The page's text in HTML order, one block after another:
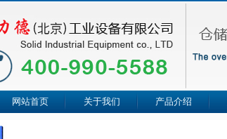
网站首页 关于我们 产品介绍